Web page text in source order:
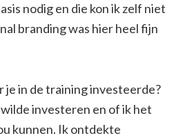
nodig en die kon ik zelf niet
branding was hier heel fijn
je in de training investeerde?
investeren en of ik het
kunnen. Ik ontdekte